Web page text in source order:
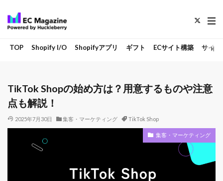
TOP Shopify I/O Shopifyアプリ ギフト ECサイト構築 サイト
TikTok Shopの始め方は？用意するものや注意
点も解説！
2025年7月30日 集客・マーケティング TikTok Shop
集客・マーケティング